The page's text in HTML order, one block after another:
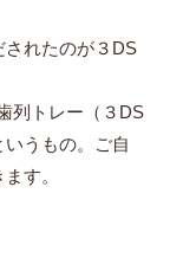
されたのが３DS
列トレー（３DS
うもの。ご自
す。